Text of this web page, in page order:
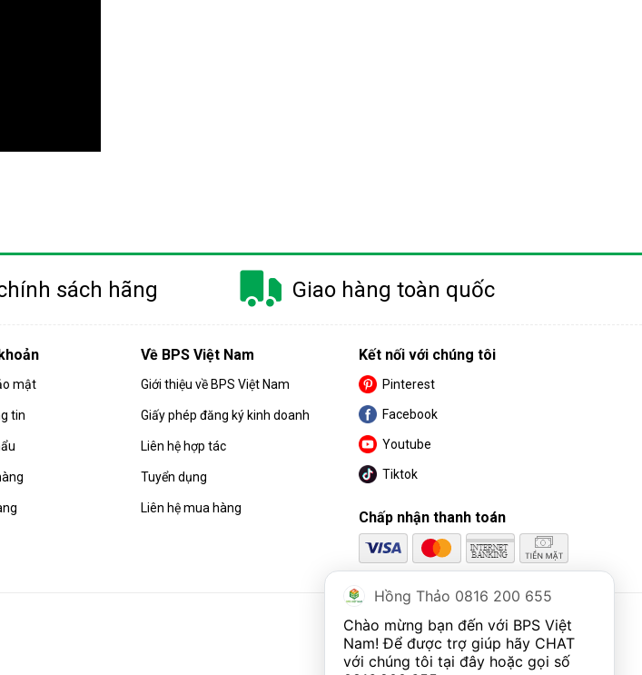
sách hãng Giao hàng toàn quốc
mật
tin
Về BPS Việt Nam
Giới thiệu về BPS Việt Nam
Giấy phép đăng ký kinh doanh
Liên hệ hợp tác
Tuyển dụng
Liên hệ mua hàng
Kết nối với chúng tôi
Pinterest
Facebook
Youtube
Tiktok
Chấp nhận thanh toán
Hồng Thảo 0816 200 655
Chào mừng bạn đến với BPS Việt
Nam! Để được trợ giúp hãy CHAT